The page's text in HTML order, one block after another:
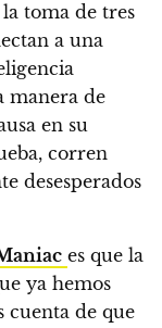
toma de tres
a una
manera de
en su
corren
desesperados
es que la
ya hemos
cuenta de que